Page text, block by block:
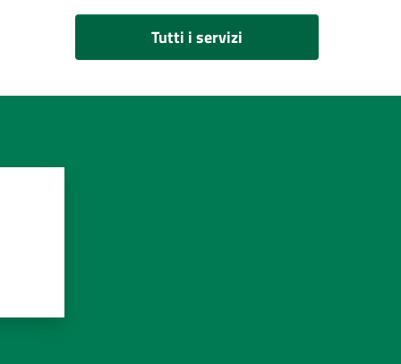
Tutti i servizi